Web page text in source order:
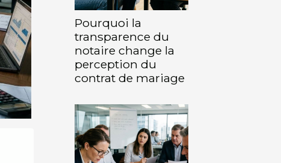
Pourquoi la
transparence du
notaire change la
perception du
contrat de mariage